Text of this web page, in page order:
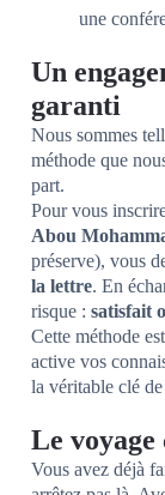
une
Un
garanti
Nous sommes
méthode que
part.
Pour vous
Abou
préserve), vous
la lettre. En
risque : satisfait
Cette méthode
active vos
la véritable clé
Le voyage
Vous avez déjà